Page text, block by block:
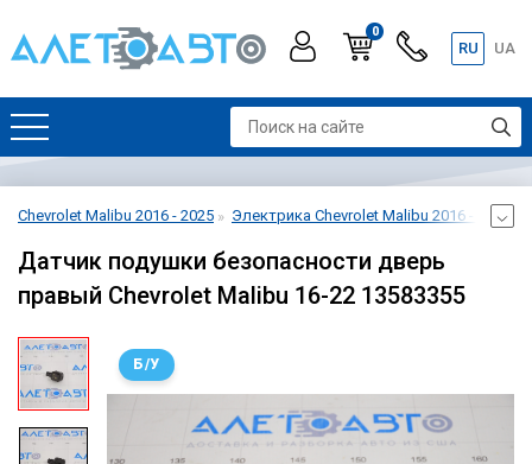
0
RU UA
Chevrolet Malibu 2016 - 2025 Электрика Chevrolet Malibu 2016 - 2025
Датчик подушки безопасности дверь
правый Chevrolet Malibu 16-22 13583355
Б/У